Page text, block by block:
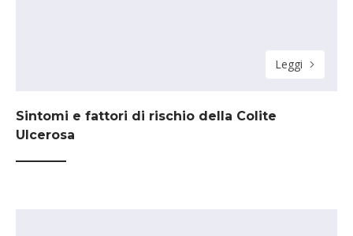
Leggi
Sintomi e fattori di rischio della Colite
Ulcerosa